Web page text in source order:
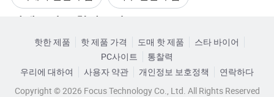
Q5. 샘플에 따라 생산할 수 있습니까?
형과 고정구를 만들 수 있습니다.
Q6. 배송 전에 모든 상품을 테스트합니까?
시노트럭 엔진 부품 하우오 트럭 엔진 부품
핫한 제품 핫 제품 가격 도매 핫 제품
스타 바이어
PC사이트
통찰력
우리에 대하여
사용자 약관 개인정보 보호정책
연락하다
Copyright © 2026 Focus Technology Co., Ltd. All Rights Reserved